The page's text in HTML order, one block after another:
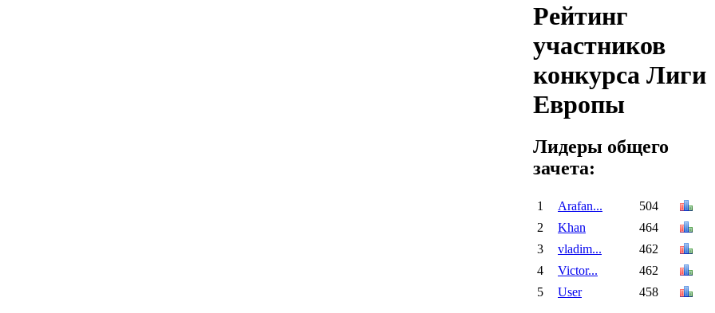
Рейтинг
участников
конкурса Лиги
Европы
Лидеры общего
зачета:
1 Arafan...
504
2
Khan
464
3
vladim...
462
4
Victor...
462
5
User 458